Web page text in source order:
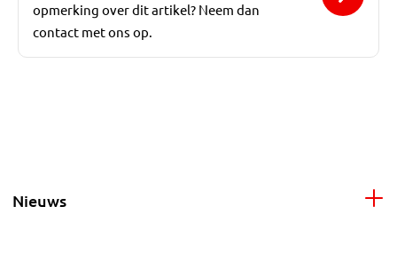
opmerking over dit artikel? Neem dan
contact met ons op.
Nieuws